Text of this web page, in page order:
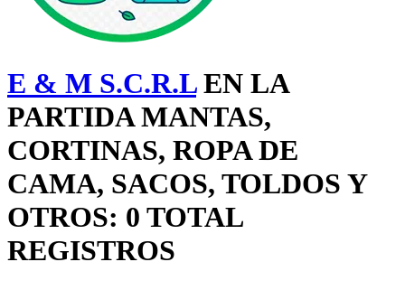
E & M S.C.R.LEN LA
PARTIDA MANTAS,
CORTINAS, ROPA DE
CAMA, SACOS, TOLDOS Y
OTROS: 0 TOTAL
REGISTROS